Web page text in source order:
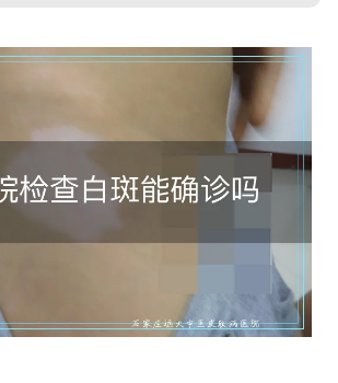
料都带上，避免重复做检查花冤枉钱色
素脱失类疾病有时候需要观察一段时间
才能最终确定，必要时可以定期复诊查
看变化情况。 ...